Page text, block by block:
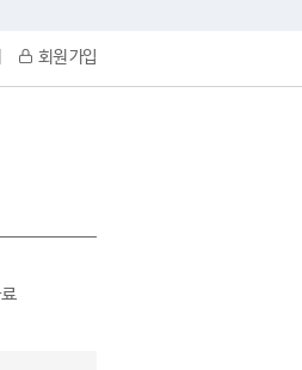
회원 가입